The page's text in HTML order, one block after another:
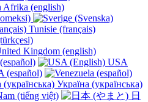
Afrika (english)
Tunisie (français)
Kingdom (english)
USA
(español)
Україна (українська)
(tiếng việt)
日